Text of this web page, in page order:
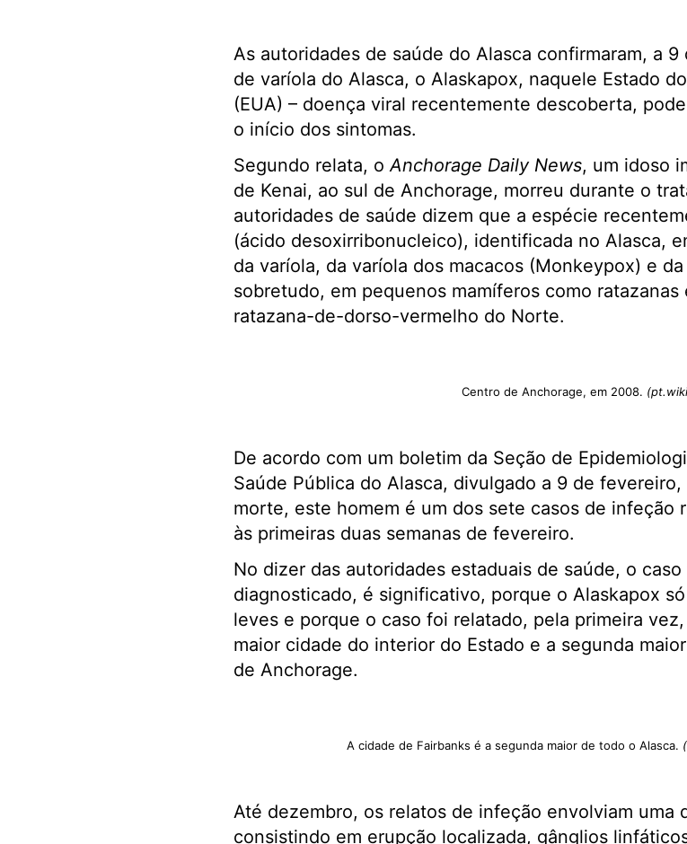
As autoridades de saúde do Alasca confirmaram, a
de varíola do Alasca, o Alaskapox, naquele Estado
(EUA) – doença viral recentemente descoberta,
o início dos sintomas.
Segundo relata, oAnchorage Daily News, um idoso
de Kenai, ao sul de Anchorage, morreu durante o
autoridades de saúde dizem que a espécie
(ácido desoxirribonucleico), identificada no Alasca,
da varíola, da varíola dos macacos (Monkeypox) e
sobretudo, em pequenos mamíferos como
ratazana-de-dorso-vermelho do Norte.
Centro de Anchorage, em 2008.
De acordo com um boletim da Seção de
Saúde Pública do Alasca, divulgado a 9 de
morte, este homem é um dos sete casos de infeção
às primeiras duas semanas de fevereiro.
No dizer das autoridades estaduais de saúde, o
diagnosticado, é significativo, porque o Alaskapox
leves e porque o caso foi relatado, pela primeira
maior cidade do interior do Estado e a segunda
de Anchorage.
A cidade de Fairbanks é a segunda maior de todo o Alasca.
Até dezembro, os relatos de infeção envolviam uma
consistindo em erupção localizada, gânglios